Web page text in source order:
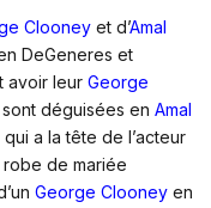
Clooney et d’Amal
DeGeneres et
avoir leur George
déguisées en Amal
a la tête de l’acteur
de mariée
George Clooney en